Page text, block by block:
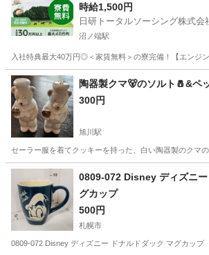
時給1,500円
日研トータルソーシング株式会
沼ノ端駅
入社特典最大40万円◎＜家賃無料＞の寮完備！【エンジ
北海道 苫小牧市 沼ノ端駅 その他
陶器製クマ🐻️のソルト🧂&ペ
300円
旭川駅
セーラー服を着てクッキーを持った、白い陶器製のクマ
北海道 旭川市 0809-072 Disney ディズニ
グカップ
500円
札幌市
0809-072 Disney ディズニー ドナルドダック マグカッ